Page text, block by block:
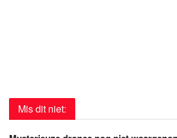
Mis dit niet: